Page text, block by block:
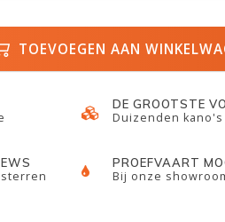
TOEVOEGEN AAN
DE GROOTSTE
Duizenden
PROEFVAART
Bij onze